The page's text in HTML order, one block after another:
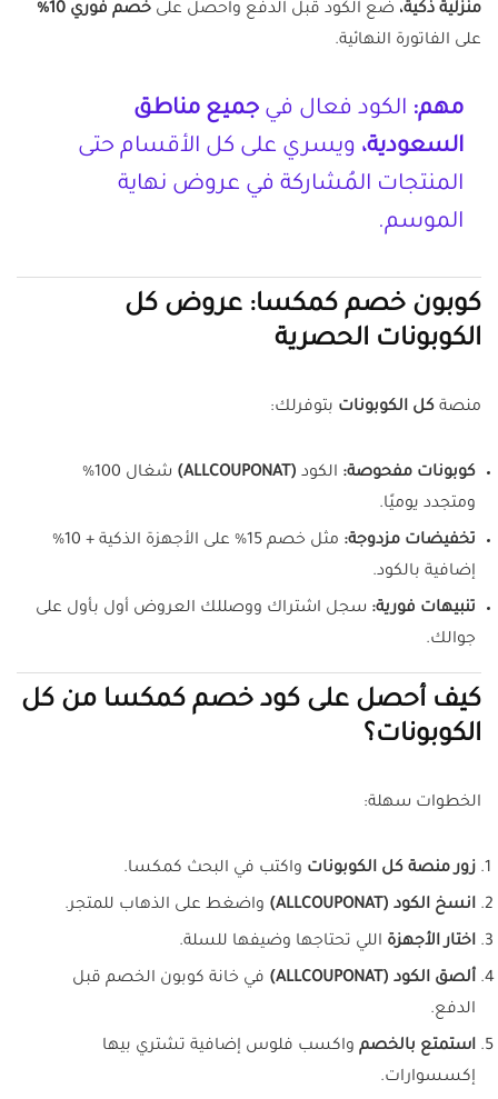
منزلية ذكية، ضع الكود قبل الدفع واحصل على خصم فوري 10%
على الفاتورة النهائية.
مهم: الكود فعال في جميع مناطق
السعودية، ويسري على كل الأقسام حتى
المنتجات المُشاركة في عروض نهاية
الموسم.
كوبون خصم كمكسا: عروض كل
الكوبونات الحصرية
منصة كل الكوبونات بتوفرلك:
كوبونات مفحوصة: الكود (ALLCOUPONAT)
شغال 100%
ومتجدد يوميًا.
تخفيضات مزدوجة:
مثل خصم 15% على الأجهزة الذكية + 10%
إضافية بالكود.
تنبيهات فورية: سجل اشتراك ووصللك العروض أول بأول على
جوالك.
كيف أحصل على كود خصم كمكسا من كل
الكوبونات؟
الخطوات سهلة:
زور منصة كل الكوبونات واكتب في البحث كمكسا.
انسخ الكود (ALLCOUPONAT) واضغط على الذهاب للمتجر.
اختار الأجهزة اللي تحتاجها وضيفها للسلة.
ألصق الكود (ALLCOUPONAT)
في خانة كوبون الخصم قبل
الدفع.
استمتع بالخصم واكسب فلوس إضافية تشتري بيها
إكسسوارات.